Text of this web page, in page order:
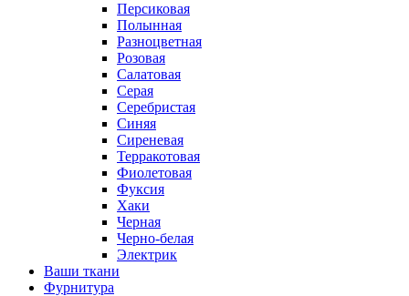
Персиковая
Полынная
Разноцветная
Розовая
Салатовая
Серая
Серебристая
Синяя
Сиреневая
Терракотовая
Фиолетовая
Фуксия
Хаки
Черная
Черно-белая
Электрик
Ваши ткани
Фурнитура